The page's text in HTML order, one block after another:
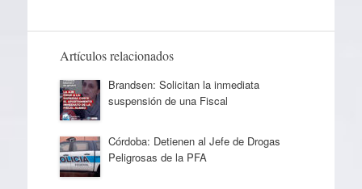
Artículos relacionados
Brandsen: Solicitan la inmediata
suspensión de una Fiscal
Córdoba: Detienen al Jefe de Drogas
Peligrosas de la PFA